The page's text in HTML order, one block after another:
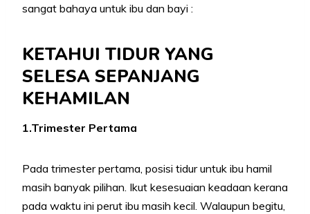
sangat bahaya untuk ibu dan bayi :
KETAHUI TIDUR YANG
SELESA SEPANJANG
KEHAMILAN
1.Trimester Pertama
Pada trimester pertama, posisi tidur untuk ibu hamil
masih banyak pilihan. Ikut kesesuaian keadaan kerana
pada waktu ini perut ibu masih kecil. Walaupun begitu,